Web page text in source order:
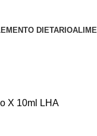
DIETARIO
X 10ml LHA